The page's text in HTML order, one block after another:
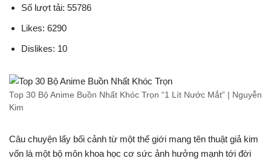
Số lượt tải: 55786
Likes: 6290
Dislikes: 10
Top 30 Bộ Anime Buồn Nhất Khóc Trọn “1 Lít Nước Mắt” | Nguyễn
Kim
Câu chuyện lấy bối cảnh từ một thế giới mang tên thuật giả kim
vốn là một bộ môn khoa học cơ sức ảnh hưởng mạnh tới đời